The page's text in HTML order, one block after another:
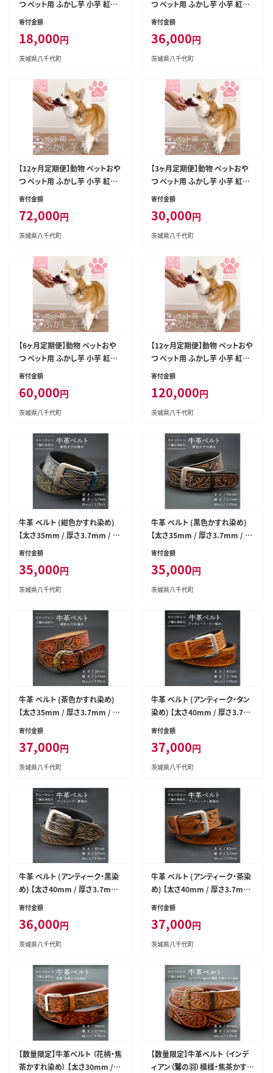
つ ペット用 ふかし芋 小芋 紅は
るか 芋 いも おやつ 動物 ペット
ツ 2kg [AU121ya]
寄付金額
18,000円
茨城県八千代町
つ ペット用 ふかし芋 小芋 紅は
るか 芋 いも おやつ 動物 ペット
ツ 2kg [AU122ya]
寄付金額
36,000円
茨城県八千代町
【12ヶ月定期便】動物 ペットおや
つ ペット用 ふかし芋 小芋 紅は
るか 芋 いも おやつ 動物 ペット
ツ 2kg [AU123ya]
寄付金額
72,000円
茨城県八千代町
【3ヶ月定期便】動物 ペットおや
つ ペット用 ふかし芋 小芋 紅は
るか 芋 いも おやつ 動物 ペット
ツ 4kg [AU124ya]
寄付金額
30,000円
茨城県八千代町
【6ヶ月定期便】動物 ペットおや
つ ペット用 ふかし芋 小芋 紅は
るか 芋 いも おやつ 動物 ペット
ツ 4kg [AU125ya]
寄付金額
60,000円
茨城県八千代町
【12ヶ月定期便】動物 ペットおや
つ ペット用 ふかし芋 小芋 紅は
るか 芋 いも おやつ 動物 ペット
ツ 4kg [AU126ya]
寄付金額
120,000円
茨城県八千代町
牛革 ベルト (紺色かすれ染め)
【太さ35mm / 厚さ3.7mm / M
サイズ(110cm)】 牛革 牛 革 皮
006ya-M]
寄付金額
35,000円
茨城県八千代町
牛革 ベルト (黒色かすれ染め)
【太さ35mm / 厚さ3.7mm / M
サイズ(110cm)】 牛革 牛 革 皮
005ya-M]
寄付金額
35,000円
茨城県八千代町
牛革 ベルト (茶色かすれ染め)
【太さ35mm / 厚さ3.7mm / M
サイズ(110cm)】 牛革 牛 革 皮
ベルト 手作り ハンドメイド [BE
004ya-M]
寄付金額
37,000円
茨城県八千代町
牛革 ベルト (アンティーク・タン
染め) 【太さ40mm / 厚さ3.7m
m / Mサイズ(110cm)】 牛革 牛
革 皮 ベルト 手作り ハンドメイ
ド アンティーク [BE003ya-M]
寄付金額
37,000円
茨城県八千代町
牛革 ベルト (アンティーク・黒染
め) 【太さ40mm / 厚さ3.7mm
/ Mサイズ(110cm)】 牛革 牛 革
ンティーク [BE002ya-M]
寄付金額
36,000円
茨城県八千代町
牛革 ベルト (アンティーク・茶染
め) 【太さ40mm / 厚さ3.7mm
/ Mサイズ(110cm)】 牛革 牛 革
ンティーク [BE001ya-M]
寄付金額
37,000円
茨城県八千代町
【数量限定】牛革ベルト （花柄・焦
茶かすれ染め） 【太さ30mm /
【数量限定】牛革ベルト （インデ
ィアン（鷲の羽）模様・焦茶かすれ